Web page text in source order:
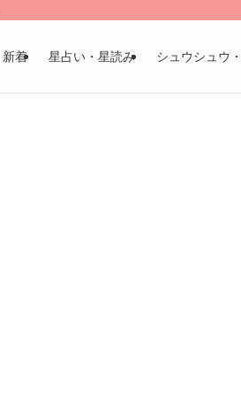
新着 星占い・星読み シュウシュウ